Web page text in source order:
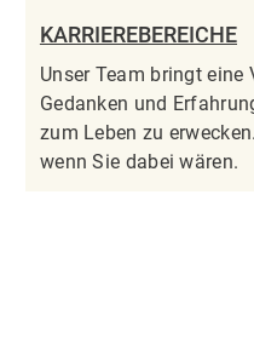
KARRIEREBEREICHE
Unser Team bringt
Gedanken und
zum Leben zu
wenn Sie dabei wären.